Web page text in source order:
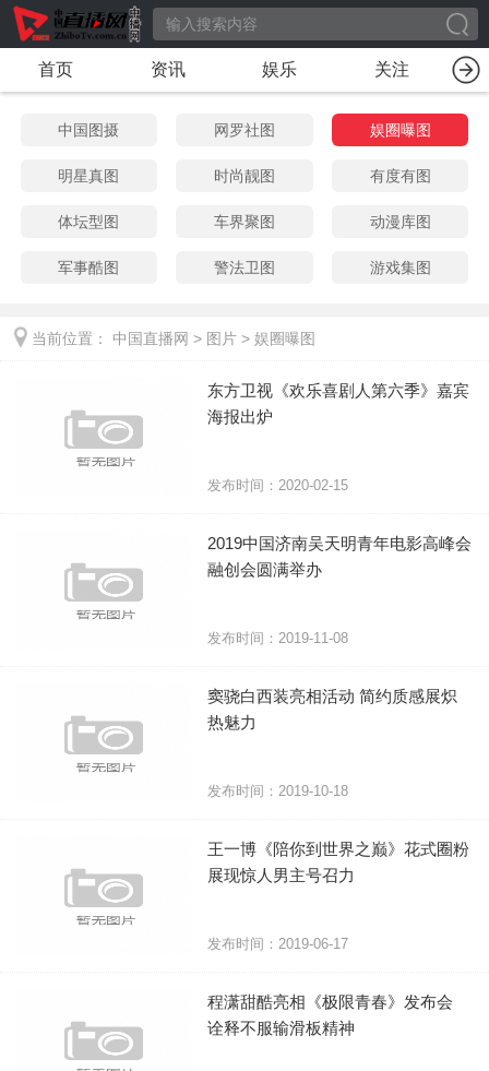
首页 资讯 娱乐 关注
中国图摄 网罗社图 娱圈曝图
明星真图 时尚靓图 有度有图
体坛型图 车界聚图 动漫库图
军事酷图 警法卫图 游戏集图
当前位置： 中国直播网 > 图片 > 娱圈曝图
东方卫视《欢乐喜剧人第六季》嘉宾
海报出炉
发布时间：2020-02-15
2019中国济南吴天明青年电影高峰会
融创会圆满举办
发布时间：2019-11-08
窦骁白西装亮相活动 简约质感展炽
热魅力
发布时间：2019-10-18
王一博《陪你到世界之巅》花式圈粉
展现惊人男主号召力
发布时间：2019-06-17
程潇甜酷亮相《极限青春》发布会
诠释不服输滑板精神